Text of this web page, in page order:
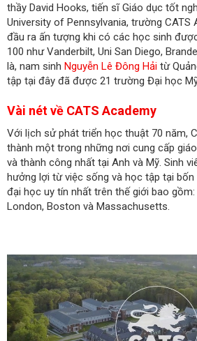
thầy David Hooks, tiến sĩ Giáo dục tốt
University of Pennsylvania, trường
đầu ra ấn tượng khi có các học sinh
100 như Vanderbilt, Uni San Diego,
là, nam sinh Nguyễn Lê Đông Hải từ
tập tại đây đã được 21 trường Đại học
Vài nét về CATS Academy
Với lịch sử phát triển học thuật 70 năm,
thành một trong những nơi cung cấp
và thành công nhất tại Anh và Mỹ. Sinh
hưởng lợi từ việc sống và học tập tại
đại học uy tín nhất trên thế giới bao gồm:
London, Boston và Massachusetts.